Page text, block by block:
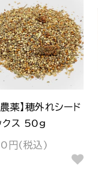
農薬】穂外れシード
クス 50g
円(税込)